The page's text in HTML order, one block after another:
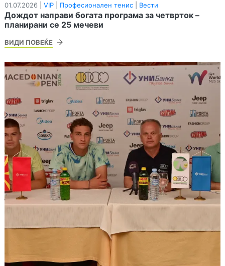
01.07.2026 | VIP Професионален тенис Вести
Дождот направи богата програма за четврток –
планирани се 25 мечеви
ВИДИ ПОВЕЌЕ